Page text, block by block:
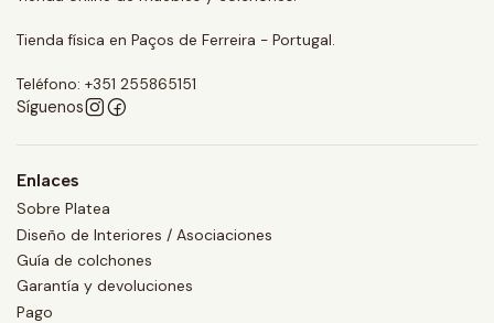
Tienda física en Paços de Ferreira - Portugal.
Teléfono: +351 255865151
Síguenos
Enlaces
Sobre Platea
Diseño de Interiores / Asociaciones
Guía de colchones
Garantía y devoluciones
Pago